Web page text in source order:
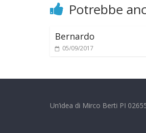
Potrebbe
Bernardo
05/09/2017
Un’idea di Mirco Berti PI